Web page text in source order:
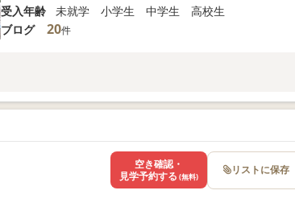
受入年齢
未就学 小学生 中学生 高校生
ブログ
20件
空き確認・
見学予約する (無料) リストに保存